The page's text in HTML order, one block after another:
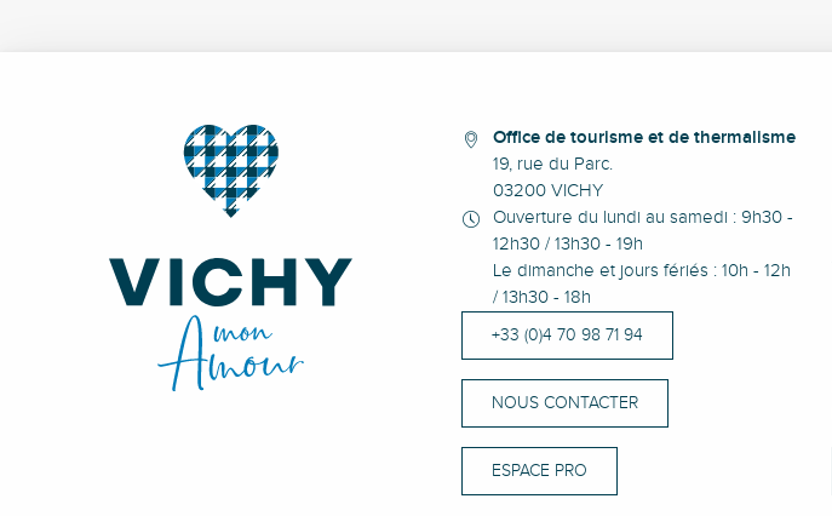
Office de tourisme et de thermalisme
19, rue du Parc.
03200 VICHY
Ouverture du lundi au samedi : 9h30 -
12h30 / 13h30 - 19h
Le dimanche et jours fériés : 10h - 12h
/ 13h30 - 18h
+33 (0)4 70 98 71 94
NOUS CONTACTER
ESPACE PRO